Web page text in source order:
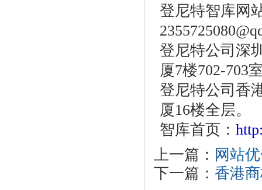
登尼特智库网
登尼特公司深
厦7楼702-703
登尼特公司香
厦16楼全层。
智库首页：
上一篇： 网站
下一篇： 香港